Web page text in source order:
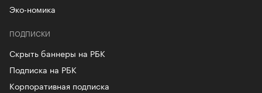
Эко-номика
ПОДПИСКИ
Скрыть баннеры на РБК
Подписка на РБК
Корпоративная подписка